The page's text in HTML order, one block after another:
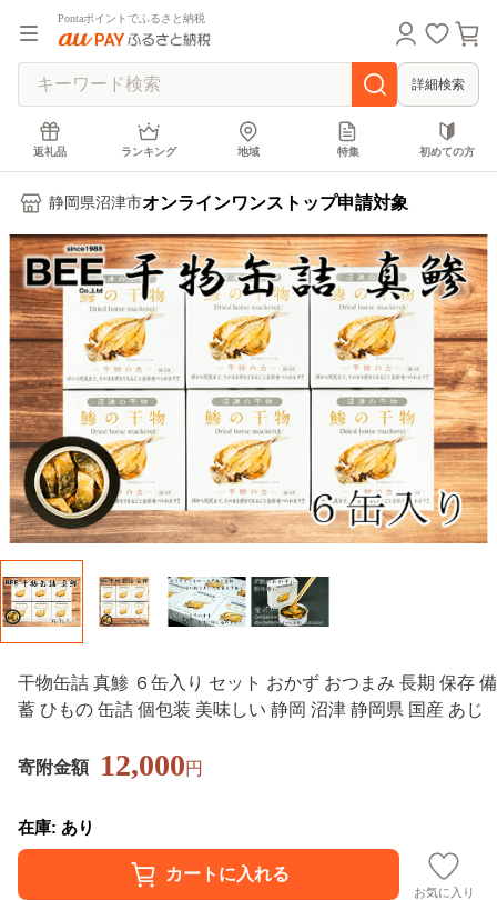
Pontaポイントでふるさと納税
詳細検索
返礼品 ランキング 地域 特集 初めての方
静岡県沼津市オンラインワンストップ申請対象
干物缶詰 真鯵 ６缶入り セット おかず おつまみ 長期 保存 備
蓄 ひもの 缶詰 個包装 美味しい 静岡 沼津 静岡県 国産 あじ
寄附金額 12,000円
在庫: あり
お気に入り